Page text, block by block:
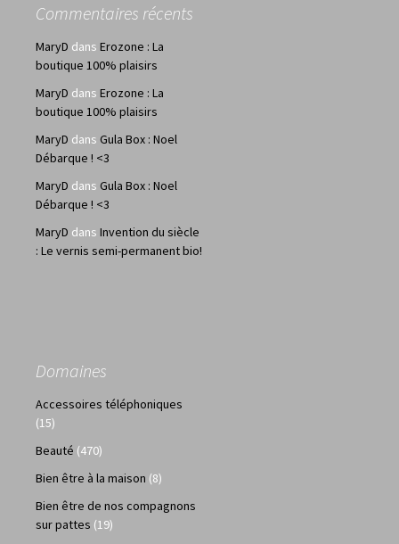
Commentaires récents
MaryD dans Erozone : La
boutique 100% plaisirs
MaryD dans Erozone : La
boutique 100% plaisirs
MaryD dans Gula Box : Noel
Débarque ! <3
MaryD dans Gula Box : Noel
Débarque ! <3
MaryD dans Invention du siècle
: Le vernis semi-permanent bio!
Domaines
Accessoires téléphoniques
(15)
Beauté (470)
Bien être à la maison (8)
Bien être de nos compagnons
sur pattes (19)